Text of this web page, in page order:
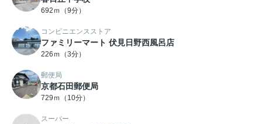
692ｍ（9分）
コンビニエンスストア
ファミリーマート 伏見日野西風呂店
226ｍ（3分）
郵便局
京都石田郵便局
729ｍ（10分）
スーパー